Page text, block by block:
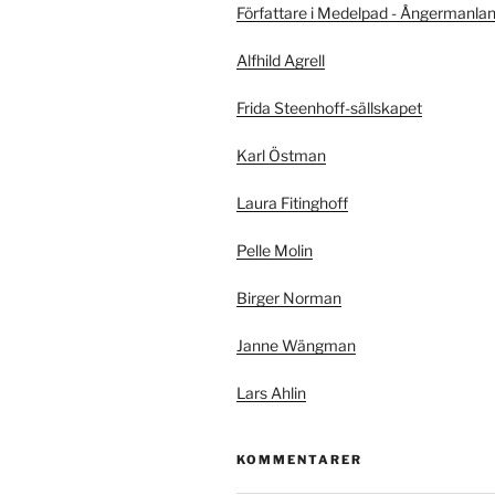
Författare i Medelpad -
Alfhild Agrell
Frida Steenhoff-sällskapet
Karl Östman
Laura Fitinghoff
Pelle Molin
Birger Norman
Janne Wängman
Lars Ahlin
KOMMENTARER